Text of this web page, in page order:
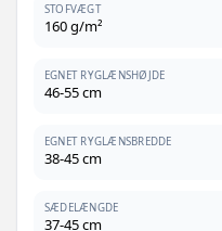
STOFVÆGT
160 g/m²
EGNET RYGLÆNSHØJDE
46-55 cm
EGNET RYGLÆNSBREDDE
38-45 cm
SÆDELÆNGDE
37-45 cm